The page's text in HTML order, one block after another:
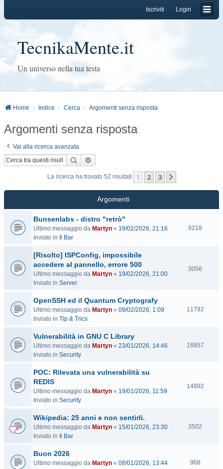
Login
Iscriviti
TecnikaMente.it
Un universo nella tua testa
Home Indice Cerca Argomenti senza risposta
Argomenti senza risposta
Vai alla ricerca avanzata
Cerca
La ricerca ha trovato 52 risultati 1 2 3
Argomenti
Bunsenlabs - distro "retrò"
Ultimo messaggio da Martyn « 19/02/2026, 21:16
Inviato in
Il Bar
9218
[Risolto] ISPConfig, impossibile
accedere al pannello, errore 500
Ultimo messaggio da Martyn « 19/02/2026, 21:00
Inviato in Server
3056
e
OpenSSH ed il Quantum Cryptografy
Ultimo messaggio da Martyn « 09/02/2026, 1:09
Inviato in Tip & Trics
11792V
t
Vulnerabilità in GNU C Library
Ultimo messaggio da Martyn « 23/01/2026, 14:46
Inviato in Security
16857V
e
POC: Rilevata una vulnerabilità su
REDIS
Ultimo messaggio da Martyn « 19/01/2026, 11:59
Inviato in Security
14892V
Wikipedia: 25 anni e non sentirli.
Ultimo messaggio da Martyn « 15/01/2026, 23:30
Inviato in
Il Bar
3502
Buon 2026
Ultimo messaggio da Martyn « 08/01/2026, 13:44
968V